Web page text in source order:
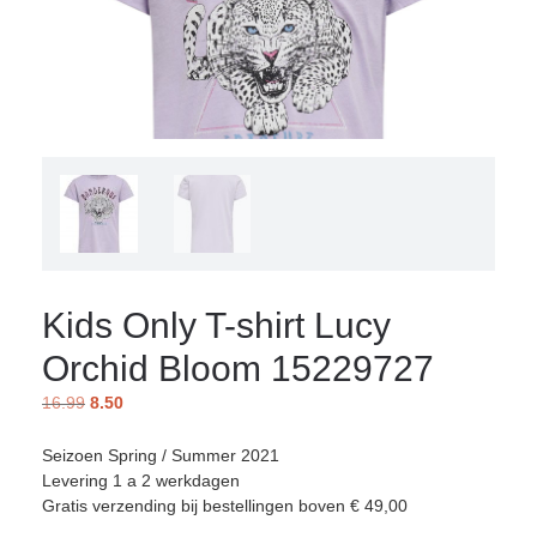
Kids Only T-shirt Lucy
Orchid Bloom 15229727
16.99 8.50
Seizoen Spring / Summer 2021
Levering 1 a 2 werkdagen
Gratis verzending bij bestellingen boven € 49,00